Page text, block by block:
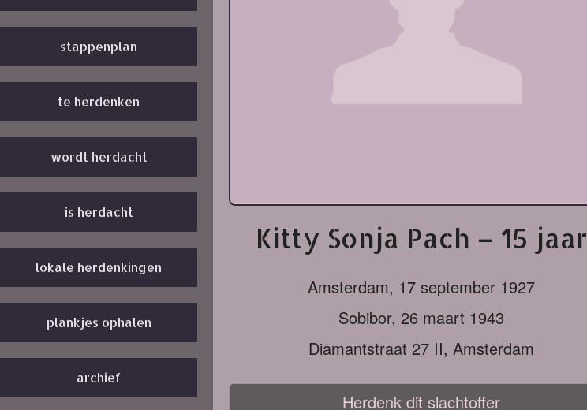
stappenplan
te herdenken
wordt herdacht
is herdacht
lokale herdenkingen
plankjes ophalen
archief
Kitty Sonja Pach – 15 jaar
Amsterdam, 17 september 1927
Sobibor, 26 maart 1943
Diamantstraat 27 II, Amsterdam
Herdenk dit slachtoffer